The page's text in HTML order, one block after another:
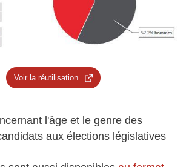
Voir la réutilisation
l'âge et le genre des
aux élections législatives